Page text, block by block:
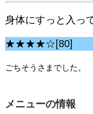
身体にすっと入っ
★★★★☆[80]
ごちそうさまでした。
メニューの情報